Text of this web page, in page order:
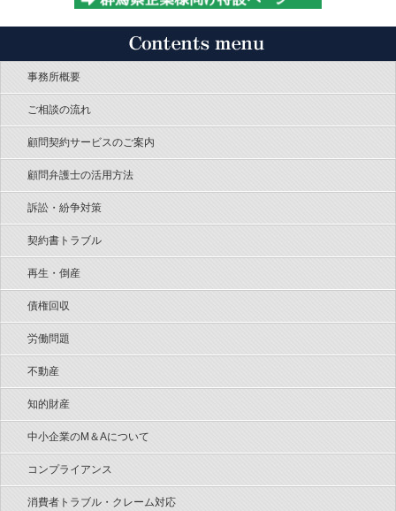
事務所概要
ご相談の流れ
顧問契約サービスのご案内
顧問弁護士の活用方法
訴訟・紛争対策
契約書トラブル
再生・倒産
債権回収
労働問題
不動産
知的財産
中小企業のM＆Aについて
コンプライアンス
消費者トラブル・クレーム対応